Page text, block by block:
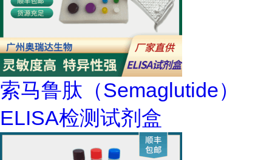
索马鲁肽（Semaglutide）
ELISA检测试剂盒